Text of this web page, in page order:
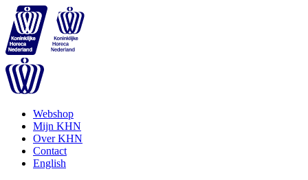
Webshop
Mijn KHN
Over KHN
Contact
English